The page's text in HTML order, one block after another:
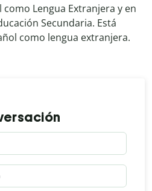
como Lengua Extranjera y en
Secundaria. Está
como lengua extranjera.